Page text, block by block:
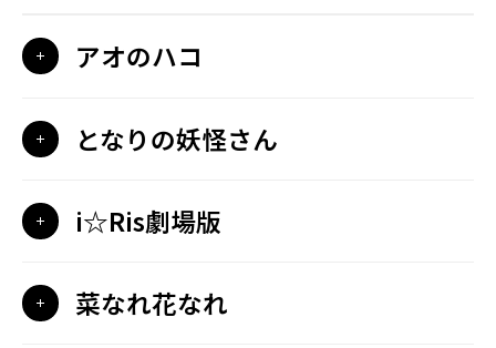
アオのハコ
となりの妖怪さん
i☆Ris劇場版
菜なれ花なれ